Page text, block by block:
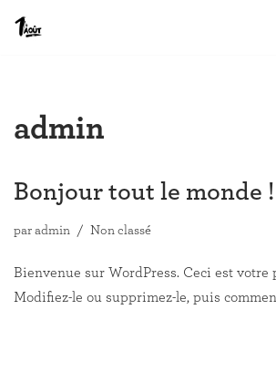
admin
Bonjour tout le monde !
par admin Non classé
Bienvenue sur WordPress. Ceci est votre
Modifiez-le ou supprimez-le, puis